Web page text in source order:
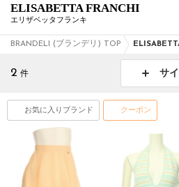
ELISABETTA FRANCHI
エリザベッタフランキ
BRANDELI (ブランデリ) TOP
2 件 サ
お気に入りブランド クーポン